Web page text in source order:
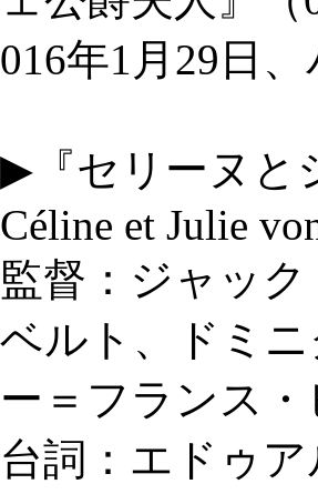
016年1月29日
▶『セリーヌと
Céline et Julie
監督：ジャッ
ベルト、ドミ
ー＝フランス
台詞：エドゥ